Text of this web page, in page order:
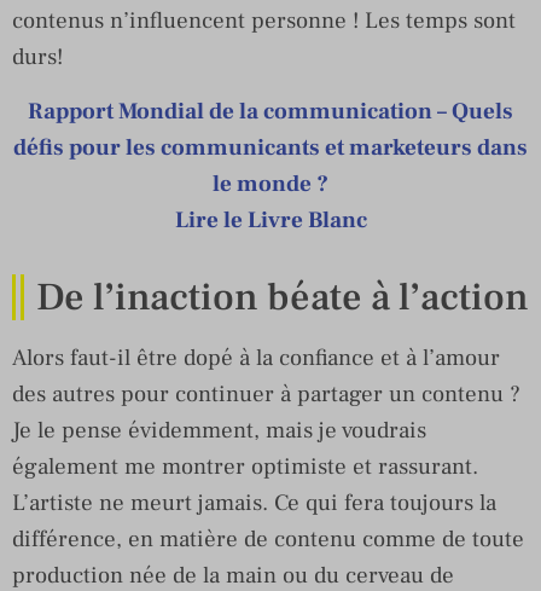
contenus n’influencent personne ! Les temps sont
durs!
Rapport Mondial de la communication – Quels
défis pour les communicants et marketeurs dans
le monde ?
Lire le Livre Blanc
De l’inaction béate à l’action
Alors faut-il être dopé à la confiance et à l’amour
des autres pour continuer à partager un contenu ?
Je le pense évidemment, mais je voudrais
également me montrer optimiste et rassurant.
L’artiste ne meurt jamais. Ce qui fera toujours la
différence, en matière de contenu comme de toute
production née de la main ou du cerveau de